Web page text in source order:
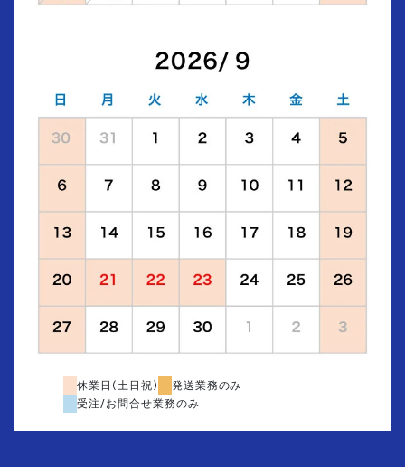
休業日(土日祝)
発送業務のみ
受注/お問合せ業務のみ